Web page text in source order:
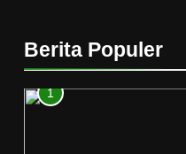
Berita Populer
1